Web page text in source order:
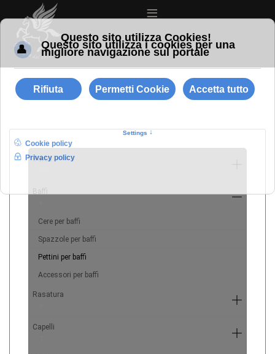
≡
Barba
Baffi
Cere per baffi
Spazzole per baffi
Pettini per baffi
Accessori per baffi
Rasatura
Capelli